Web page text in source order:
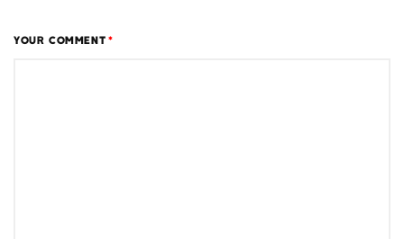
YOUR COMMENT *